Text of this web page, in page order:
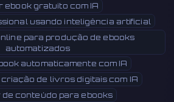
ebook gratuito com IA
usando inteligência artificial
para produção de ebooks
automatizados
automaticamente com IA
de livros digitais com IA
conteúdo para ebooks